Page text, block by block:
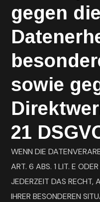
gegen die
sowie
21
WENN DIE
ART. 6 ABS. 1 LIT. E
JEDERZEIT DAS RECHT,
IHRER BESONDEREN